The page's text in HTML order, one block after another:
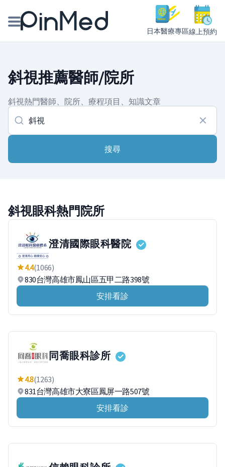
日本醫療專區線上預約
醫師專欄專訪
健康主題館
我是醫療人員
斜視推薦醫師/院所
斜視熱門醫師、院所、療程項目、知識文章
搜尋
斜視眼科熱門院所
澄清國際眼科醫院
4.4(1066)
830台灣高雄市鳳山區五甲二路398號
安排看診
同喬眼科診所
4.8(1263)
831台灣高雄市大寮區鳳屏一路507號
安排看診